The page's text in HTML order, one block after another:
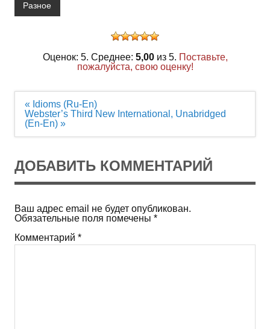
Разное
Оценок: 5. Среднее: 5,00из 5. Поставьте,
пожалуйста, свою оценку!
Навигация
по
записям
« Idioms (Ru-En)
Webster’s Third New International, Unabridged
(En-En) »
ДОБАВИТЬ КОММЕНТАРИЙ
Ваш адрес email не будет опубликован.
Обязательные поля помечены *
Комментарий *